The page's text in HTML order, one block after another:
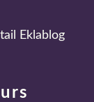
Eklablog